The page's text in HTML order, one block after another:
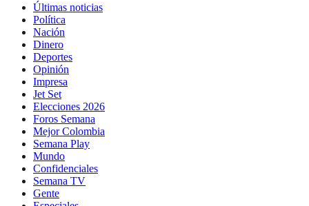
Últimas noticias
Política
Nación
Dinero
Deportes
Opinión
Impresa
Jet Set
Elecciones 2026
Foros Semana
Mejor Colombia
Semana Play
Mundo
Confidenciales
Semana TV
Gente